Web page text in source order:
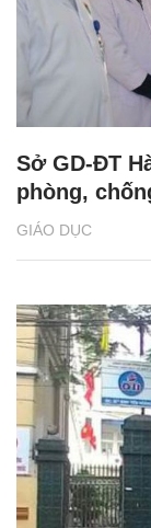
GIÁO DỤC
Sở GD-ĐT
phòng,